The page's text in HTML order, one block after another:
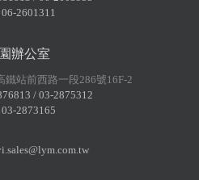
06-2601311
辦公室
鐵站前西路一段286號16F-2
/ 03-2875312
03-2873165